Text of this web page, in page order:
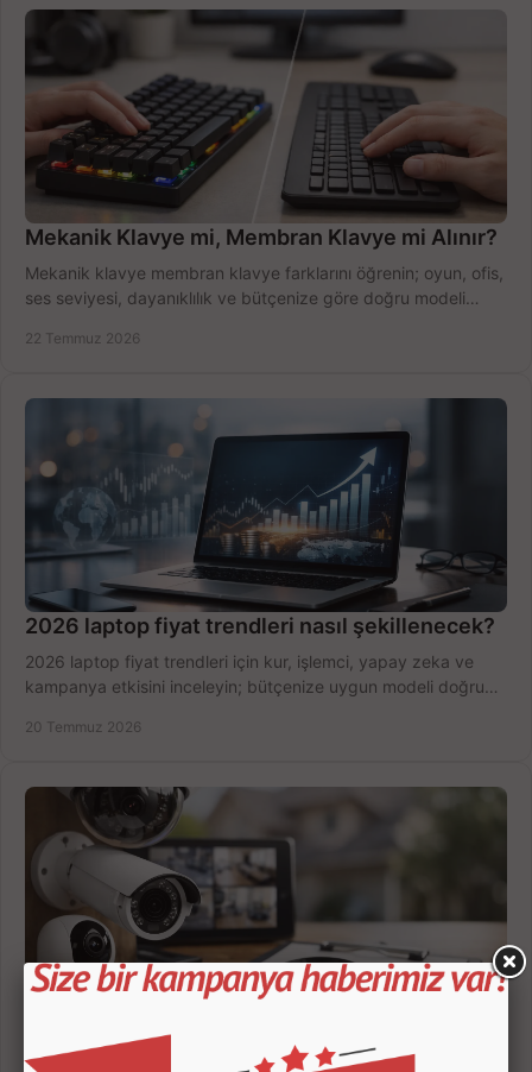
Mekanik Klavye mi, Membran Klavye mi Alınır?
Mekanik klavye membran klavye farklarını öğrenin; oyun, ofis,
ses seviyesi, dayanıklılık ve bütçenize göre doğru modeli
22 Temmuz 2026
2026 laptop fiyat trendleri nasıl şekillenecek?
2026 laptop fiyat trendleri için kur, işlemci, yapay zeka ve
kampanya etkisini inceleyin; bütçenize uygun modeli doğru
20 Temmuz 2026
Güvenlik kamerası seçerken çözünürlük, gece görüşü, kayıt